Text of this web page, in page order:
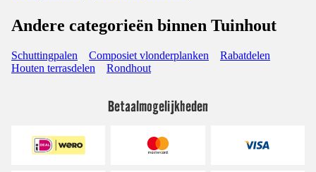
Andere categorieën binnen Tuinhout
Schuttingpalen Composiet vlonderplanken
Rabatdelen
Houten terrasdelen
Rondhout
Betaalmogelijkheden